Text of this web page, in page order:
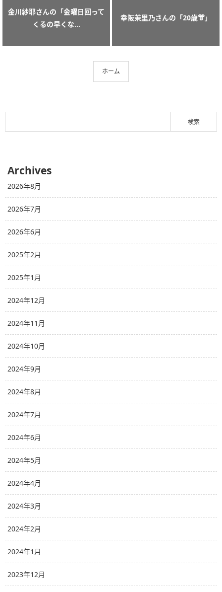
金川紗耶さんの「金曜日回って
くるの早くな...
幸阪茉里乃さんの「20歳👘」
ホーム
Archives
2026年8月
2026年7月
2026年6月
2025年2月
2025年1月
2024年12月
2024年11月
2024年10月
2024年9月
2024年8月
2024年7月
2024年6月
2024年5月
2024年4月
2024年3月
2024年2月
2024年1月
2023年12月